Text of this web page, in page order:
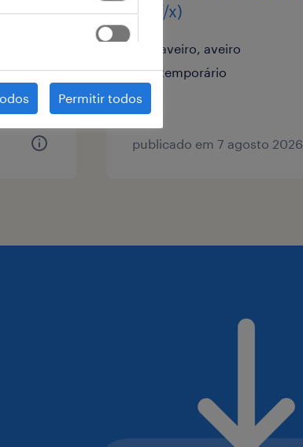
(m/f/x)
aveiro, aveiro
temporário
publicado em 7 agosto 2026
Permitir todos